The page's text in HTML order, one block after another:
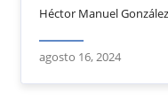
Héctor Manuel
agosto 16, 2024